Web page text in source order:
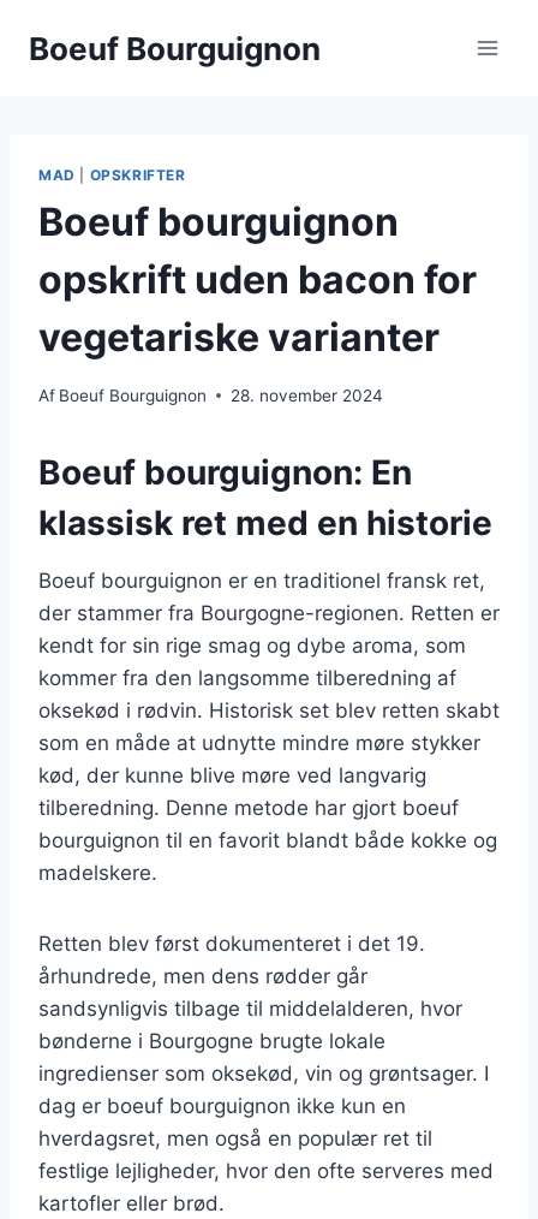
Boeuf Bourguignon
MAD OPSKRIFTER
Boeuf bourguignon
opskrift uden bacon for
vegetariske varianter
Af Boeuf Bourguignon 28. november 2024
Boeuf bourguignon: En
klassisk ret med en historie
Boeuf bourguignon er en traditionel fransk ret,
der stammer fra Bourgogne-regionen. Retten er
kendt for sin rige smag og dybe aroma, som
kommer fra den langsomme tilberedning af
oksekød i rødvin. Historisk set blev retten skabt
som en måde at udnytte mindre møre stykker
kød, der kunne blive møre ved langvarig
tilberedning. Denne metode har gjort boeuf
bourguignon til en favorit blandt både kokke og
madelskere.
Retten blev først dokumenteret i det 19.
århundrede, men dens rødder går
sandsynligvis tilbage til middelalderen, hvor
bønderne i Bourgogne brugte lokale
ingredienser som oksekød, vin og grøntsager. I
dag er boeuf bourguignon ikke kun en
hverdagsret, men også en populær ret til
festlige lejligheder, hvor den ofte serveres med
kartofler eller brød.